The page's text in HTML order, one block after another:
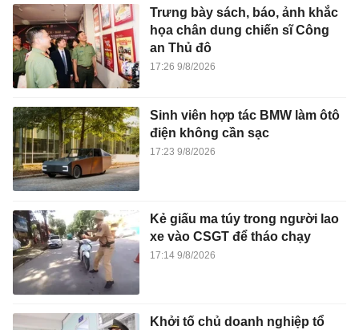
Trưng bày sách, báo, ảnh khắc
họa chân dung chiến sĩ Công
an Thủ đô
17:26 9/8/2026
Sinh viên hợp tác BMW làm ôtô
điện không cần sạc
17:23 9/8/2026
Kẻ giấu ma túy trong người lao
xe vào CSGT để tháo chạy
17:14 9/8/2026
Khởi tố chủ doanh nghiệp tổ